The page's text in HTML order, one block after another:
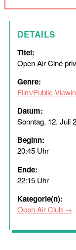
DETAILS
Titel:
Open Air Ciné
Genre:
Film/Public
Datum:
Sonntag, 12. Juli
Beginn:
20:45 Uhr
Ende:
22:15 Uhr
Kategorie(n):
Open Air Club